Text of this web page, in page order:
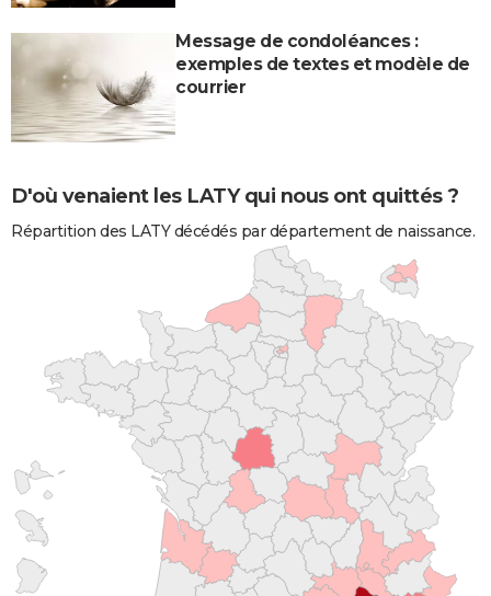
Message de condoléances :
exemples de textes et modèle de
courrier
D'où venaient les LATY qui nous ont quittés ?
Répartition des LATY décédés par département de naissance.